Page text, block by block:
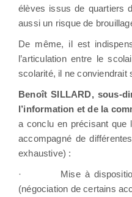
élèves issus de quartiers
aussi un risque de
De même, il est
l’articulation entre le
scolarité, il ne conviendrait
Benoît SILLARD, sous-
l’information et de la
a conclu en précisant que
accompagné de
exhaustive) :
·
Mise à
(négociation de certains